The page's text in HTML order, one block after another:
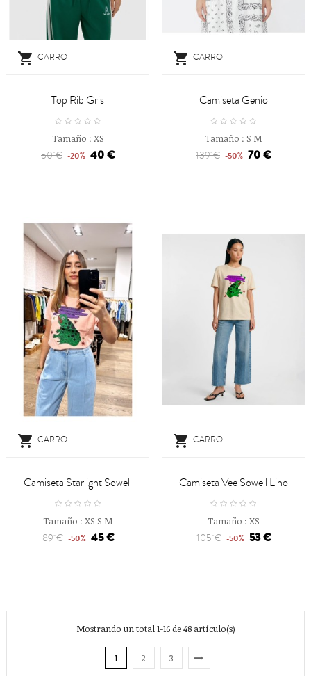
 CARRO
Top Rib Gris
Tamaño : XS
50 € -20% 40 €
 CARRO
Camiseta Genio
Tamaño : S M
139 € -50% 70 €
 CARRO
Camiseta Starlight Sowell
Tamaño : XS S M
89 € -50% 45 €
 CARRO
Camiseta Vee Sowell Lino
Tamaño : XS
105 € -50% 53 €
Mostrando un total 1-16 de 48 artículo(s)
1 2 3